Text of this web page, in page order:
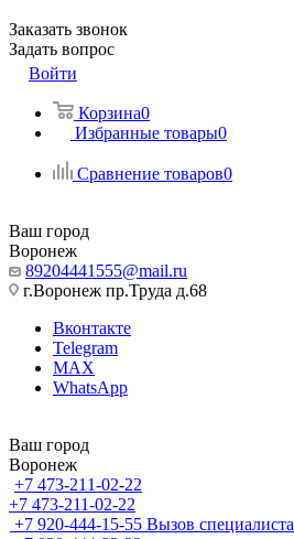
Заказать звонок
Задать вопрос
Войти
Корзина0
Избранные товары0
Сравнение товаров0
Ваш город
Воронеж
89204441555@mail.ru
г.Воронеж пр.Труда д.68
Вконтакте
Telegram
MAX
WhatsApp
Ваш город
Воронеж
+7 473-211-02-22
+7 473-211-02-22
+7 920-444-15-55 Вызов специалиста